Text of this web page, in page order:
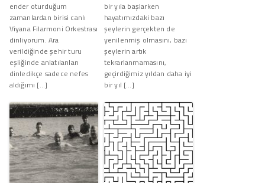
ender oturduğum
zamanlardan birisi canlı
Viyana Filarmoni Orkestrası
dinliyorum. Ara
verildiğinde şehir turu
eşliğinde anlatılanları
dinledikçe sadece nefes
aldığımı […]
bir yıla başlarken
hayatımızdaki bazı
şeylerin gerçekten de
yenilenmiş olmasını, bazı
şeylerin artık
tekrarlanmamasını,
geçirdiğimiz yıldan daha iyi
bir yıl […]